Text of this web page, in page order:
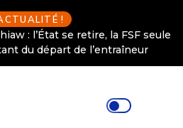
!
: l’État se retire, la FSF seule
du départ de l’entraîneur